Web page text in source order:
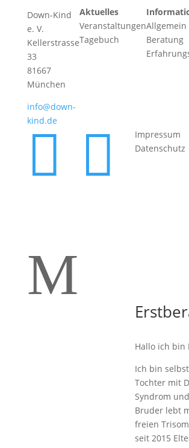
Down-Kind
e. V.
Kellerstrasse
33
81667
München
info@down-
kind.de
Aktuelles
Veranstaltungen
Tagebuch
Allgemein
Beratung
 
Impressum
Datenschutz
M
Hallo ich bin
Ich bin
Tochter mit
Syndrom
Bruder lebt
freien
seit 2015